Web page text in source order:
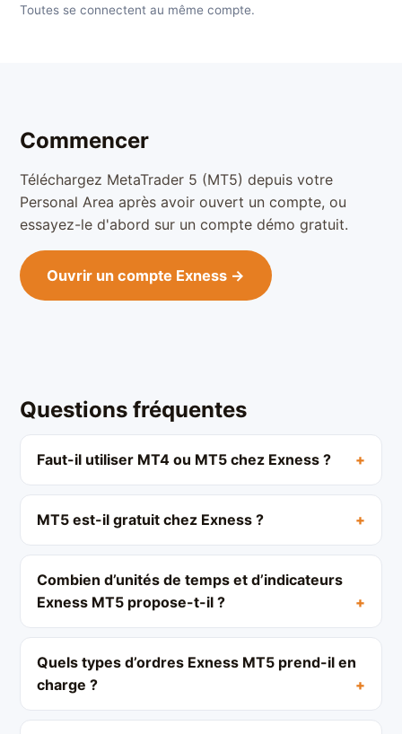
Toutes se connectent au même compte.
Commencer
Téléchargez MetaTrader 5 (MT5) depuis votre
Personal Area après avoir ouvert un compte, ou
essayez-le d'abord sur un compte démo gratuit.
Ouvrir un compte Exness →
Questions fréquentes
Faut-il utiliser MT4 ou MT5 chez Exness ?
MT5 est-il gratuit chez Exness ?
Combien d’unités de temps et d’indicateurs
Exness MT5 propose-t-il ?
Quels types d’ordres Exness MT5 prend-il en
charge ?